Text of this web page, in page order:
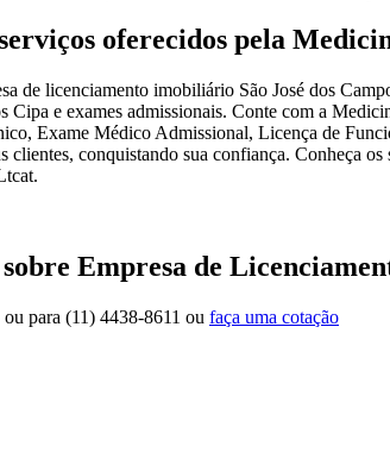
oferecidos pela
de licenciamento imobiliário São José dos
Cipa e exames admissionais. Conte com a
Exame Médico Admissional, Licença de
clientes, conquistando sua confiança. Conheça
Empresa de
ou para (11) 4438-8611 ou faça uma cotação